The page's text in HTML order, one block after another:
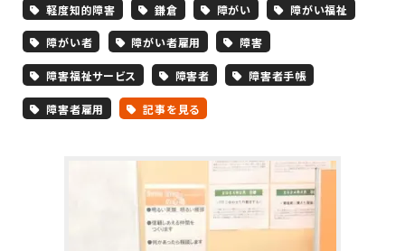
軽度知的障害 鎌倉 障がい 障がい福祉
障がい者 障がい者雇用 障害
障害福祉サービス 障害者 障害者手帳
障害者雇用 記事を見る